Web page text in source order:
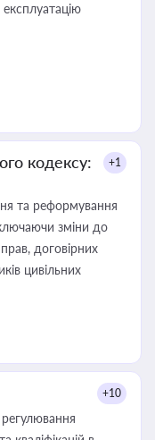
кодексу:
+1
та реформування
зміни до
договірних
цивільних
+10